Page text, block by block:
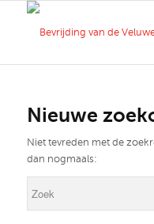
Nieuwe
Niet tevreden met de
dan nogmaals: